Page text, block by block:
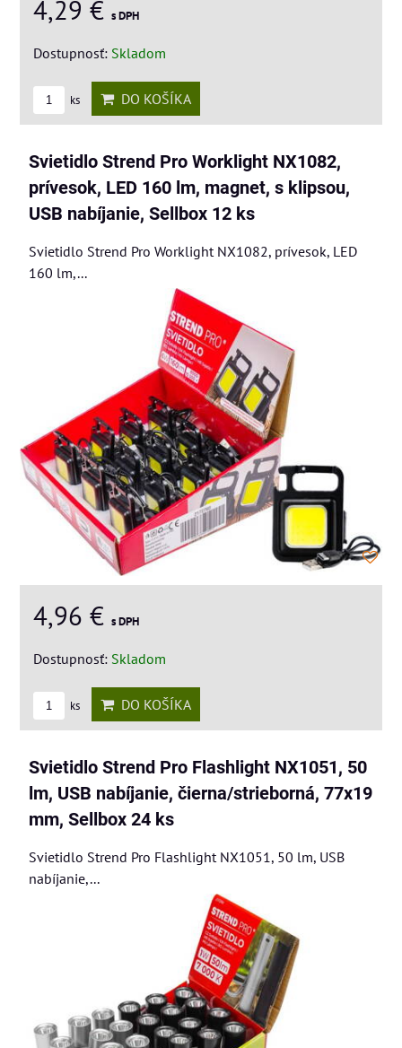
4,29 € s DPH
Dostupnosť: Skladom
ks DO KOŠÍKA
Svietidlo Strend Pro Worklight NX1082,
prívesok, LED 160 lm, magnet, s klipsou,
USB nabíjanie, Sellbox 12 ks
Svietidlo Strend Pro Worklight NX1082, prívesok, LED
160 lm,...
4,96 € s DPH
Dostupnosť: Skladom
ks DO KOŠÍKA
Svietidlo Strend Pro Flashlight NX1051, 50
lm, USB nabíjanie, čierna/strieborná, 77x19
mm, Sellbox 24 ks
Svietidlo Strend Pro Flashlight NX1051, 50 lm, USB
nabíjanie,...